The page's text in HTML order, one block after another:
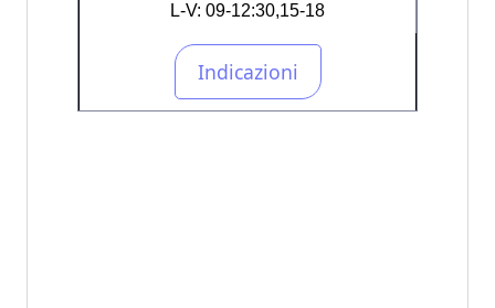
L-V: 09-12:30,15-18